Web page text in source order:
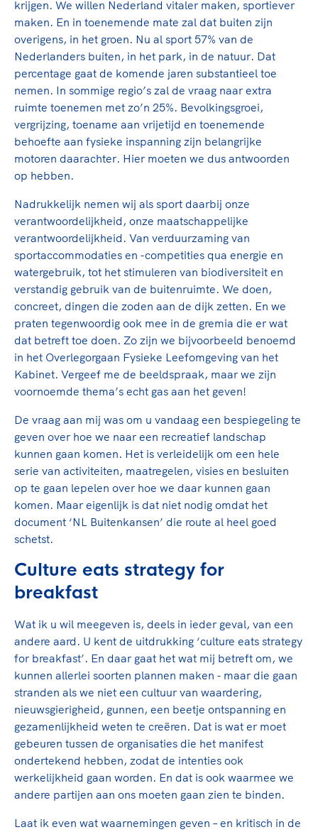
krijgen. We willen Nederland vitaler maken, sportiever
maken. En in toenemende mate zal dat buiten zijn
overigens, in het groen. Nu al sport 57% van de
Nederlanders buiten, in het park, in de natuur. Dat
percentage gaat de komende jaren substantieel toe
nemen. In sommige regio’s zal de vraag naar extra
ruimte toenemen met zo’n 25%. Bevolkingsgroei,
vergrijzing, toename aan vrijetijd en toenemende
behoefte aan fysieke inspanning zijn belangrijke
motoren daarachter. Hier moeten we dus antwoorden
op hebben.
Nadrukkelijk nemen wij als sport daarbij onze
verantwoordelijkheid, onze maatschappelijke
verantwoordelijkheid. Van verduurzaming van
sportaccommodaties en -competities qua energie en
watergebruik, tot het stimuleren van biodiversiteit en
verstandig gebruik van de buitenruimte. We doen,
concreet, dingen die zoden aan de dijk zetten. En we
praten tegenwoordig ook mee in de gremia die er wat
dat betreft toe doen. Zo zijn we bijvoorbeeld benoemd
in het Overlegorgaan Fysieke Leefomgeving van het
Kabinet. Vergeef me de beeldspraak, maar we zijn
voornoemde thema’s echt gas aan het geven!
De vraag aan mij was om u vandaag een bespiegeling te
geven over hoe we naar een recreatief landschap
kunnen gaan komen. Het is verleidelijk om een hele
serie van activiteiten, maatregelen, visies en besluiten
op te gaan lepelen over hoe we daar kunnen gaan
komen. Maar eigenlijk is dat niet nodig omdat het
document ‘NL Buitenkansen’ die route al heel goed
schetst.
Culture eats strategy for
breakfast
Wat ik u wil meegeven is, deels in ieder geval, van een
andere aard. U kent de uitdrukking ‘culture eats strategy
for breakfast’. En daar gaat het wat mij betreft om, we
kunnen allerlei soorten plannen maken - maar die gaan
stranden als we niet een cultuur van waardering,
nieuwsgierigheid, gunnen, een beetje ontspanning en
gezamenlijkheid weten te creëren. Dat is wat er moet
gebeuren tussen de organisaties die het manifest
ondertekend hebben, zodat de intenties ook
werkelijkheid gaan worden. En dat is ook waarmee we
andere partijen aan ons moeten gaan zien te binden.
Laat ik even wat waarnemingen geven – en kritisch in de